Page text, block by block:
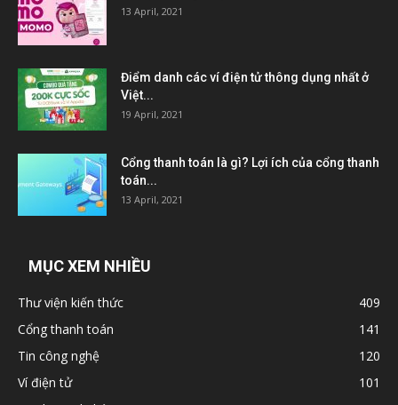
13 April, 2021
Điểm danh các ví điện tử thông dụng nhất ở
Việt...
19 April, 2021
Cổng thanh toán là gì? Lợi ích của cổng thanh
toán...
13 April, 2021
MỤC XEM NHIỀU
Thư viện kiến thức
409
Cổng thanh toán
141
Tin công nghệ
120
Ví điện tử
101